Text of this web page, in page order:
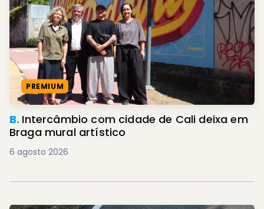
PREMIUM
B. Intercâmbio com cidade de Cali deixa em
Braga mural artístico
6 agosto 2026